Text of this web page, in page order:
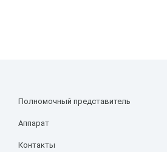
Полномочный представитель
Аппарат
Контакты